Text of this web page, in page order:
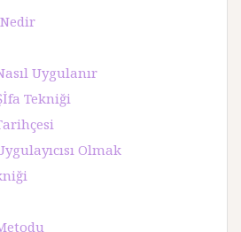
Uygulanır
Tekniği
Olmak